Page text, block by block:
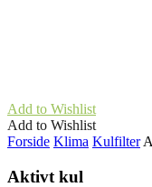
Add to Wishlist
Add to Wishlist
Forside Klima Kulfilter
Aktivt kul